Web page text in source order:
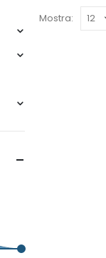
Mostra: